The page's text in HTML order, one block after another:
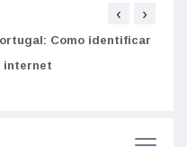
Como identificar
internet
‹ ›